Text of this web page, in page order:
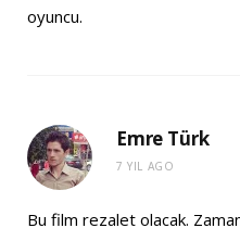
oyuncu.
Emre Türk
7 YIL AGO
Bu film rezalet olacak.